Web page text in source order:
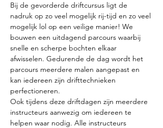
Bij de gevorderde driftcursus ligt de
nadruk op zo veel mogelijk rij-tijd en zo veel
mogelijk lol op een veilige manier! We
bouwen een uitdagend parcours waarbij
snelle en scherpe bochten elkaar
afwisselen. Gedurende de dag wordt het
parcours meerdere malen aangepast en
kan iedereen zijn drifttechnieken
perfectioneren.
Ook tijdens deze driftdagen zijn meerdere
instructeurs aanwezig om iedereen te
helpen waar nodig. Alle instructeurs